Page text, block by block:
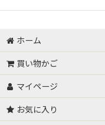
ホーム
買い物かご
マイページ
お気に入り